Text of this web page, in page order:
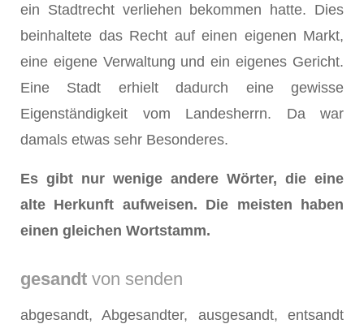
ein Stadtrecht verliehen bekommen hatte. Dies
beinhaltete das Recht auf einen eigenen Markt,
eine eigene Verwaltung und ein eigenes Gericht.
Eine Stadt erhielt dadurch eine gewisse
Eigenständigkeit vom Landesherrn. Da war
damals etwas sehr Besonderes.
Es gibt nur wenige andere Wörter, die eine
alte Herkunft aufweisen. Die meisten haben
einen gleichen Wortstamm.
gesandt von senden
abgesandt, Abgesandter, ausgesandt, entsandt